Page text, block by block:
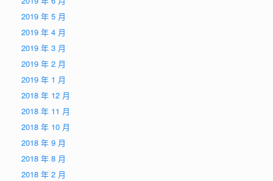
2019 年 5 月
2019 年 4 月
2019 年 3 月
2019 年 2 月
2019 年 1 月
2018 年 12 月
2018 年 11 月
2018 年 10 月
2018 年 9 月
2018 年 8 月
2018 年 2 月